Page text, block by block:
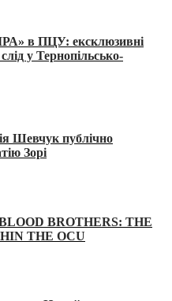
в ПЦУ: ексклюзивні
у Тернопільсько-
Шевчук публічно
Зорі
BROTHERS: THE
THE OCU